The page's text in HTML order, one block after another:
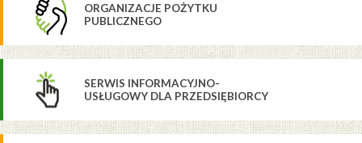
ORGANIZACJE POŻYTKU
PUBLICZNEGO
SERWIS INFORMACYJNO-
USŁUGOWY DLA PRZEDSIĘBIORCY